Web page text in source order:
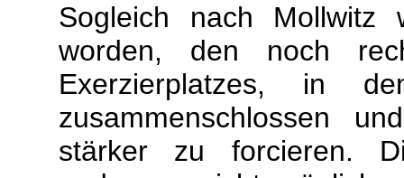
Sogleich nach Mollwitz
worden, den noch
Exerzierplatzes, in
zusammenschlossen
stärker zu forcieren.